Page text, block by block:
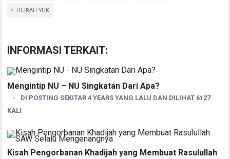
HIJRAH YUK
INFORMASI TERKAIT:
Mengintip NU – NU Singkatan Dari Apa?
DI POSTING SEKITAR 4 YEARS YANG LALU DAN DILIHAT 6127
KALI
Kisah Pengorbanan Khadijah yang Membuat Rasulullah